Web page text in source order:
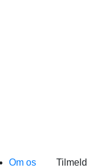
Om os
Tilmeld